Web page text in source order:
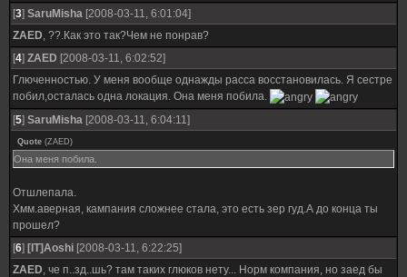
[3] SaruMisha [2008-03-11, 6:01:04]
ZAED, ??.Как это так?Чем не понрав?
[4] ZAED [2008-03-11, 6:02:52]
Глюченностью. У меня вообще однажды расса восстановилась. Я сестре
побил,осталась одна локация. Она меня побила.
[5] SaruMisha [2008-03-11, 6:04:11]
Quote (ZAED)
Она меня побила.
Отшлепала.
Хмм.аверная, кампания сложнее стала, это есть зер гуд.А до конца ты
прошел?
[6] [IT]Aoshi [2008-03-11, 6:22:25]
ZAED, че п..зд..шь? там таких глюков нету... Норм компания, но заед бы